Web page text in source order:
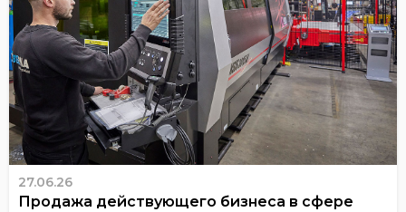
27.06.26
Продажа действующего бизнеса в сфере